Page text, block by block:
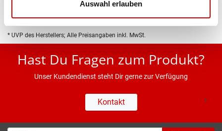
Auswahl erlauben
* UVP des Herstellers; Alle Preisangaben inkl. MwSt.
Hast Du Fragen zum Produkt?
Unser Kundendienst steht Dir gerne zur Verfügung
Kontakt